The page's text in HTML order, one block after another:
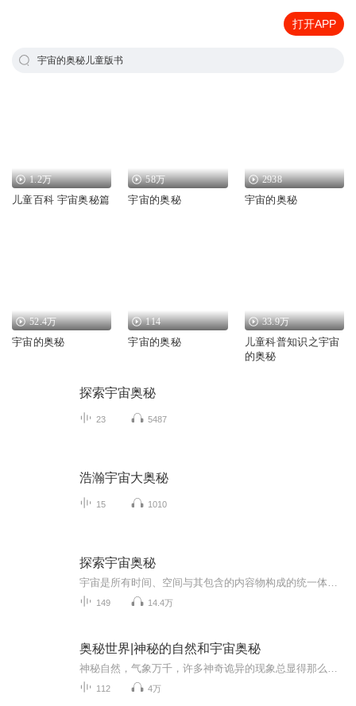
打开APP
宇宙的奥秘儿童版书
1.2万
儿童百科 宇宙奥秘篇
58万
宇宙的奥秘
2938
宇宙的奥秘
52.4万
宇宙的奥秘
114
宇宙的奥秘
33.9万
儿童科普知识之宇宙
的奥秘
探索宇宙奥秘
23 5487
浩瀚宇宙大奥秘
15 1010
探索宇宙奥秘
149 14.4万
奥秘世界|神秘的自然和宇宙奥秘
112 4万